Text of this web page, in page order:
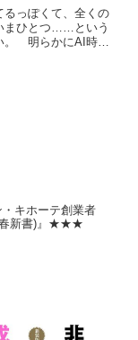
るっぽくて、全くの
まひとつ……という
。 明らかにAI時代
キホーテ創業者
春新書)』★★★